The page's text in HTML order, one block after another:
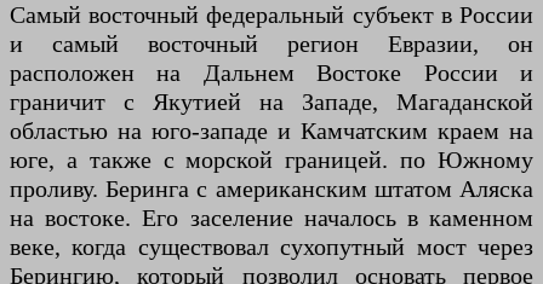
Самый восточный федеральный субъект в России
и самый восточный регион Евразии, он
расположен на Дальнем Востоке России и
граничит с Якутией на Западе, Магаданской
областью на юго-западе и Камчатским краем на
юге, а также с морской границей. по Южному
проливу. Беринга с американским штатом Аляска
на востоке. Его заселение началось в каменном
веке, когда существовал сухопутный мост через
Берингию, который позволил основать первое